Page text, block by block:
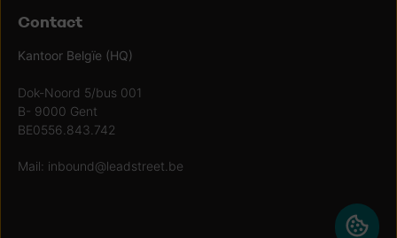
Contact
Kantoor Belgïe (HQ)
Dok-Noord 5/bus 001
B- 9000 Gent
BE0556.843.742
Mail: inbound@leadstreet.be